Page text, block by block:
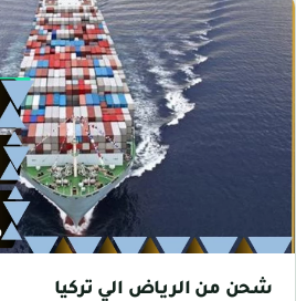
شحن من الرياض الي تركيا